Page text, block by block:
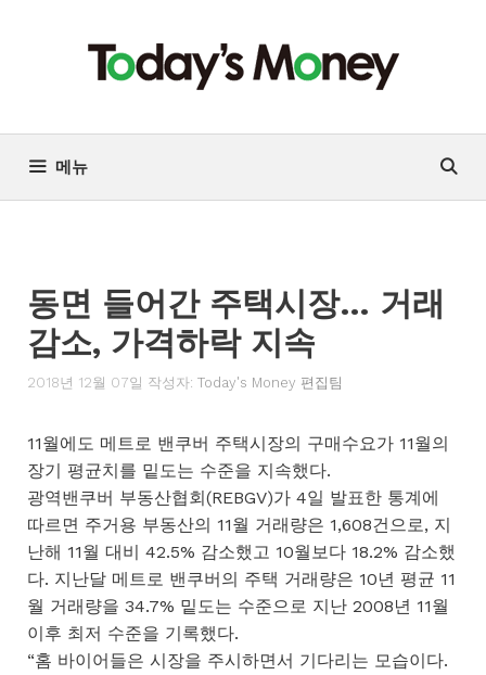
기
메뉴
동면 들어간 주택시장… 거래
감소, 가격하락 지속
2018년 12월 07일 작성자: Today's Money 편집팀
11월에도 메트로 밴쿠버 주택시장의 구매수요가 11월의
장기 평균치를 밑도는 수준을 지속했다.
광역밴쿠버 부동산협회(REBGV)가 4일 발표한 통계에
따르면 주거용 부동산의 11월 거래량은 1,608건으로, 지
난해 11월 대비 42.5% 감소했고 10월보다 18.2% 감소했
다. 지난달 메트로 밴쿠버의 주택 거래량은 10년 평균 11
월 거래량을 34.7% 밑도는 수준으로 지난 2008년 11월
이후 최저 수준을 기록했다.
“홈 바이어들은 시장을 주시하면서 기다리는 모습이다.